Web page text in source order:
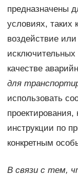
предназначены
условиях, таких
воздействие
качестве
для
использовать
инструкции по
конкретным
В связи с тем,